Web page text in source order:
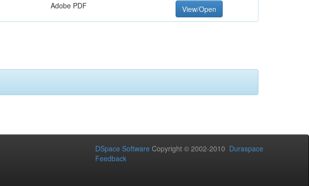
Adobe PDF View/Open
DSpace Software Copyright © 2002-2010 Duraspace
Feedback